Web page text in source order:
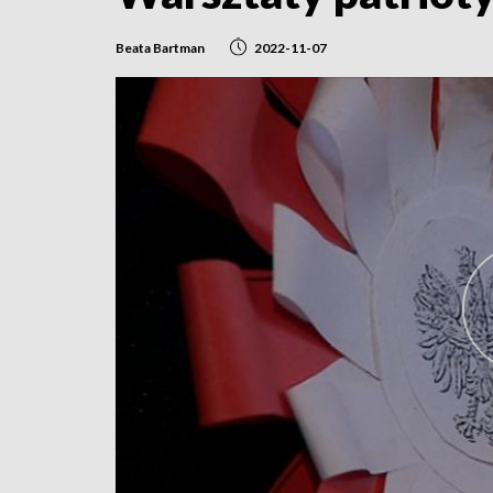
Beata Bartman 2022-11-07